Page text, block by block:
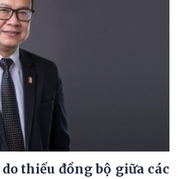
thiếu đồng bộ giữa các